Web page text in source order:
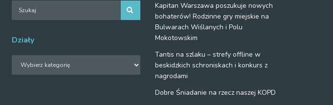
Działy
Kapitan Warszawa poszukuje nowych
bohaterów! Rodzinne gry miejskie na
Bulwarach Wiślanych i Polu
Mokotowskim
Tantis na szlaku – strefy offline w
beskidzkich schroniskach i konkurs z
nagrodami
Dobre Śniadanie na rzecz naszej KOPD